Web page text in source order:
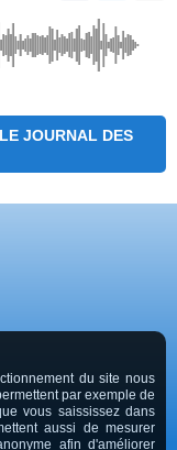
JOURNAL DES
du site nous
par exemple de
vous saississez dans
aussi de mesurer
afin d'améliorer